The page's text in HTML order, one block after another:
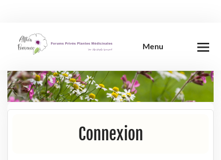
content
Menu
Connexion